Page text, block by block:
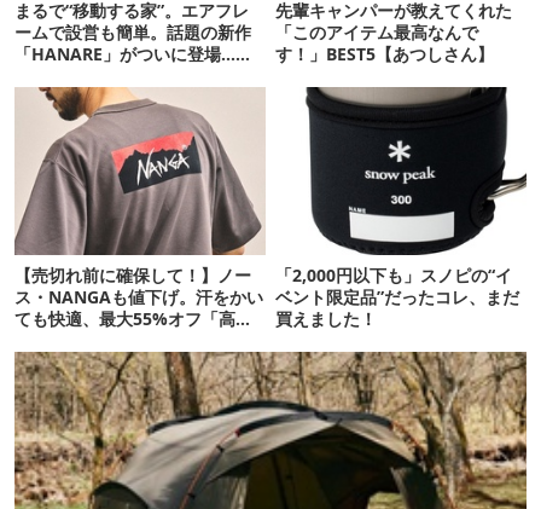
まるで“移動する家”。エアフレ
ームで設営も簡単。話題の新作
「HANARE」がついに登場…！
先輩キャンパーが教えてくれた
「このアイテム最高なんで
す！」BEST5【あつしさん】
【売切れ前に確保して！】ノー
ス・NANGAも値下げ。汗をかい
ても快適、最大55%オフ「高機
「2,000円以下も」スノピの“イ
ベント限定品”だったコレ、まだ
買えました！